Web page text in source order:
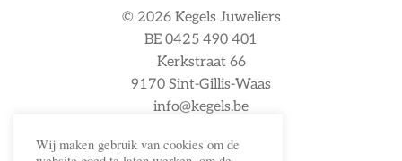
© 2026 Kegels Juweliers
BE 0425 490 401
Kerkstraat 66
9170 Sint-Gillis-Waas
info@kegels.be
Wij maken gebruik van cookies om de